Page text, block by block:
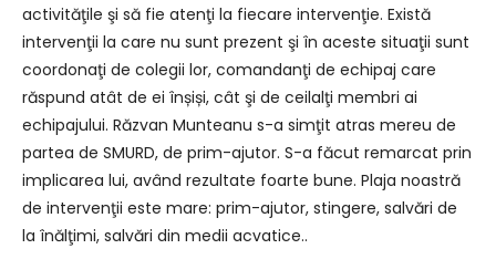
activităţile şi să fie atenţi la fiecare intervenţie. Există
intervenţii la care nu sunt prezent şi în aceste situaţii sunt
coordonaţi de colegii lor, comandanţi de echipaj care
răspund atât de ei înșiși, cât şi de ceilalţi membri ai
echipajului. Răzvan Munteanu s-a simţit atras mereu de
partea de SMURD, de prim-ajutor. S-a făcut remarcat prin
implicarea lui, având rezultate foarte bune. Plaja noastră
de intervenţii este mare: prim-ajutor, stingere, salvări de
la înălţimi, salvări din medii acvatice..